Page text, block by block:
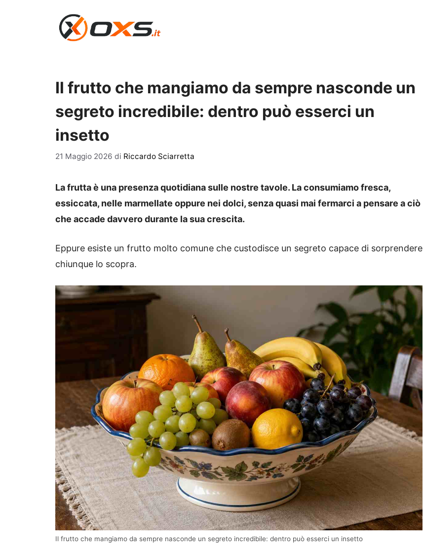
Il frutto che mangiamo da sempre nasconde un
segreto incredibile: dentro può esserci un
insetto
21 Maggio 2026 di Riccardo Sciarretta
La frutta è una presenza quotidiana sulle nostre tavole. La consumiamo fresca,
essiccata, nelle marmellate oppure nei dolci, senza quasi mai fermarci a pensare a ciò
che accade davvero durante la sua crescita.
Eppure esiste un frutto molto comune che custodisce un segreto capace di sorprendere
chiunque lo scopra.
Il frutto che mangiamo da sempre nasconde un segreto incredibile: dentro può esserci un insetto